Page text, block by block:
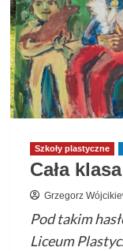
Szkoły plastyczne
Cała
Grzegorz
Pod takim
Liceum